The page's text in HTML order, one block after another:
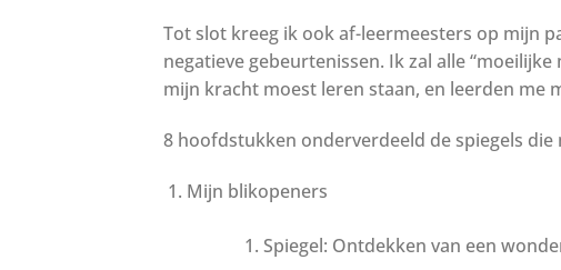
Tot slot kreeg ik ook af-leermeesters op mijn
negatieve gebeurtenissen. Ik zal alle
mijn kracht moest leren staan, en leerden me
8 hoofdstukken onderverdeeld de spiegels
Mijn blikopeners
Spiegel: Ontdekken van een